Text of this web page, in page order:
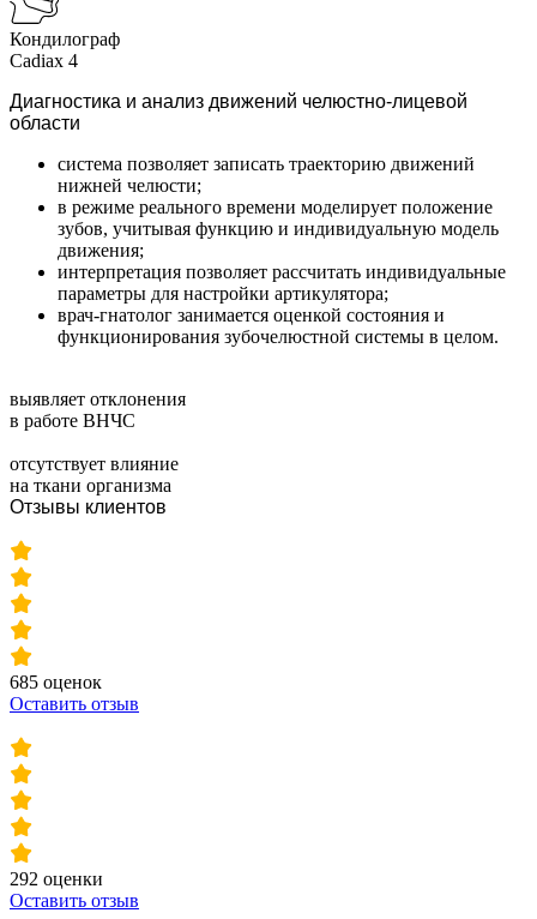
Кондилограф
Cadiax 4
Диагностика и анализ движений челюстно-лицевой
области
система позволяет записать траекторию движений
нижней челюсти;
в режиме реального времени моделирует положение
зубов, учитывая функцию и индивидуальную модель
движения;
интерпретация позволяет рассчитать индивидуальные
параметры для настройки артикулятора;
врач-гнатолог занимается оценкой состояния и
функционирования зубочелюстной системы в целом.
выявляет отклонения
в работе ВНЧС
отсутствует влияние
на ткани организма
Отзывы клиентов
685 оценок
Оставить отзыв
292 оценки
Оставить отзыв